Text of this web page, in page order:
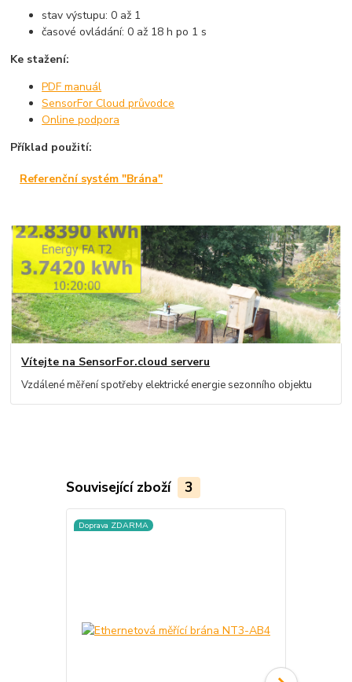
stav výstupu: 0 až 1
časové ovládání: 0 až 18 h po 1 s
Ke stažení:
PDF manuál
SensorFor Cloud průvodce
Online podpora
Příklad použití:
Referenční systém "Brána"
Vítejte na SensorFor.cloud serveru
Vzdálené měření spotřeby elektrické energie sezonního objektu
Související zboží 3
Doprava ZDARMA